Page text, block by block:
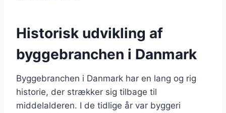
Historisk udvikling af
byggebranchen i Danmark
Byggebranchen i Danmark har en lang og rig
historie, der strækker sig tilbage til
middelalderen. I de tidlige år var byggeri